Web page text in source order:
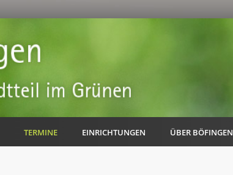
TERMINE EINRICHTUNGEN ÜBER BÖFINGEN